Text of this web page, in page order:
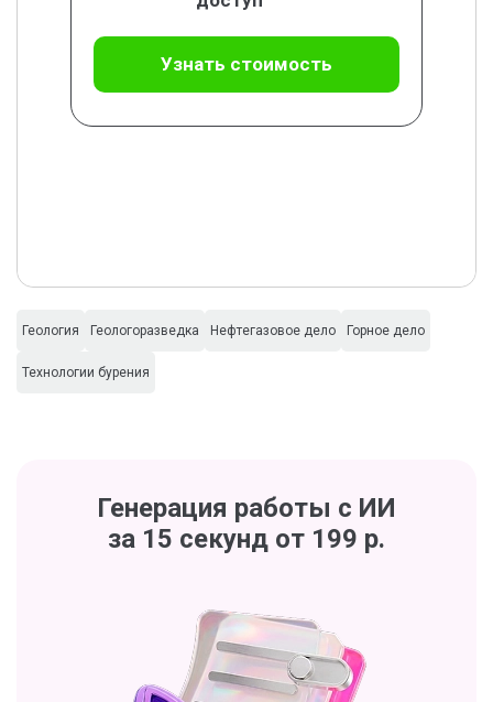
Узнать стоимость
Геология Геологоразведка Нефтегазовое дело Горное дело
Технологии бурения
Генерация работы с ИИ
за 15 секунд от 199 р.